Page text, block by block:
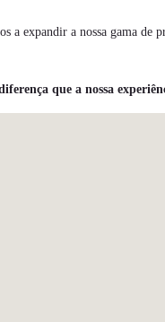
a expandir a nossa gama de
que a nossa